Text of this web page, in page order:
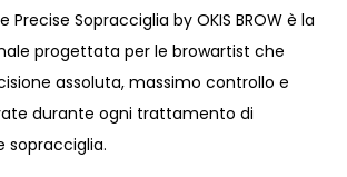
Precise Sopracciglia by OKIS BROW è la
progettata per le browartist che
assoluta, massimo controllo e
durante ogni trattamento di
sopracciglia.